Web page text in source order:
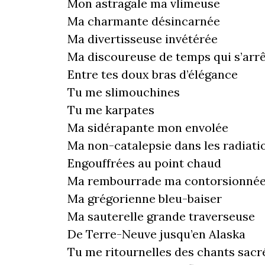
Mon astragale ma vlimeuse
Ma charmante désincarnée
Ma divertisseuse invétérée
Ma discoureuse de temps qui
Entre tes doux bras d’élégance
Tu me slimouchines
Tu me karpates
Ma sidérapante mon envolée
Ma non-catalepsie dans les
Engouffrées au point chaud
Ma rembourrade ma contorsionnée
Ma grégorienne bleu-baiser
Ma sauterelle grande traverseuse
De Terre-Neuve jusqu’en Alaska
Tu me ritournelles des chants